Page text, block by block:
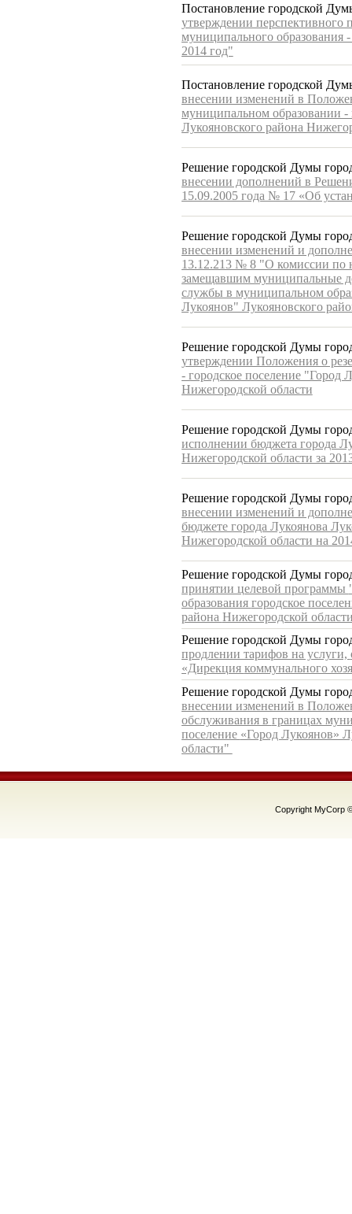
Постановление городской
утверждении перспективного
муниципального образования
2014 год"
Постановление городской
внесении изменений в
муниципальном образовании -
Лукояновского района
Решение городской Думы
внесении дополнений в
15.09.2005 года № 17 «Об
Решение городской Думы
внесении изменений и
13.12.213 № 8 "О комиссии по
замещавшим муниципальные
службы в муниципальном
Лукоянов" Лукояновского
Решение городской Думы
утверждении Положения о
- городское поселение "Город
Нижегородской области
Решение городской Думы
исполнении бюджета города
Нижегородской области за
Решение городской Думы
внесении изменений и
бюджете города Лукоянова
Нижегородской области на
Решение городской Думы
принятии целевой программы
образования городское
района Нижегородской
Решение городской Думы
продлении тарифов на услуги,
«Дирекция коммунального
Решение городской Думы
внесении изменений в
обслуживания в границах
поселение «Город Лукоянов»
области"
Copyright MyCorp